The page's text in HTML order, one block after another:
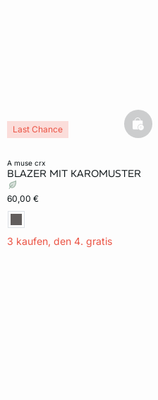
a muse crx
BLAZER MIT KAROMUSTER
60,00 €
3 kaufen, den 4. gratis
Last Chance